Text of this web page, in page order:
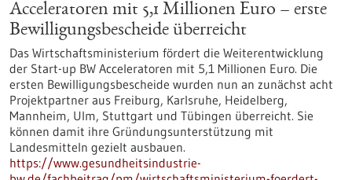
Acceleratoren mit 5,1 Millionen Euro – erste
Bewilligungsbescheide überreicht
Das Wirtschaftsministerium fördert die Weiterentwicklung
der Start-up BW Acceleratoren mit 5,1 Millionen Euro. Die
ersten Bewilligungsbescheide wurden nun an zunächst acht
Projektpartner aus Freiburg, Karlsruhe, Heidelberg,
Mannheim, Ulm, Stuttgart und Tübingen überreicht. Sie
können damit ihre Gründungsunterstützung mit
Landesmitteln gezielt ausbauen.
https://www.gesundheitsindustrie-